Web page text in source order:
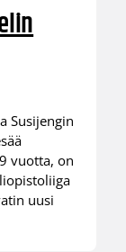
Susijengin
vuotta, on
uusi